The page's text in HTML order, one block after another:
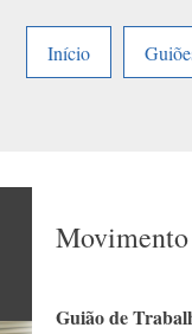
Início
Guião de